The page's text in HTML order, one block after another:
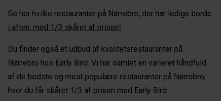
Se her hvilke restauranter på Nørrebro, der har ledige borde
i aften, med 1/3 skåret af prisen!
Du finder også et udbud af kvalitetsrestauranter på
Nørrebro hos Early Bird. Vi har samlet en varieret håndfuld
af de bedste og mest populære restauranter på Nørrebro,
hvor du får skåret 1/3 af prisen med Early Bird.